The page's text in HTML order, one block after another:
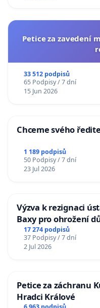
Petice za zavedení
33 512 podpisů
65 Podpisy / 7 dní
15 Jun 2026
Chceme svého
1 189 podpisů
50 Podpisy / 7 dní
23 Jul 2026
Výzva k rezignaci
Baxy pro ohrožení
17 274 podpisů
37 Podpisy / 7 dní
2 Jul 2026
Petice za záchranu
Hradci Králové